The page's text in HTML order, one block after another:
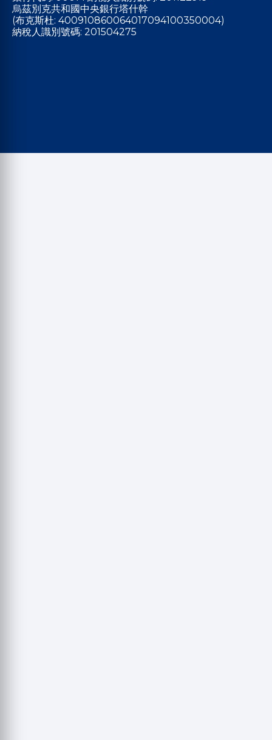
烏茲別克共和國中央銀行塔什幹
(布克斯杜: 400910860064017094100350004)
納稅人識別號碼: 201504275